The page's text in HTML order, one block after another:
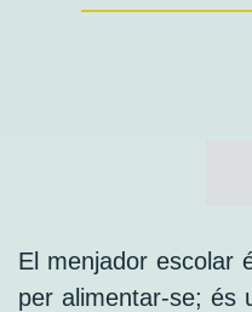
El menjador escolar
per alimentar-se; és